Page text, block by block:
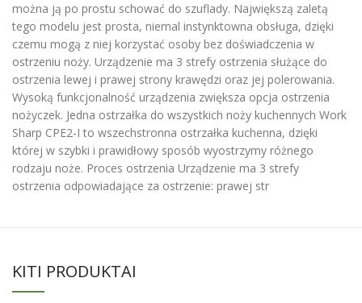
można ją po prostu schować do szuflady. Największą zaletą
tego modelu jest prosta, niemal instynktowna obsługa, dzięki
czemu mogą z niej korzystać osoby bez doświadczenia w
ostrzeniu noży. Urządzenie ma 3 strefy ostrzenia służące do
ostrzenia lewej i prawej strony krawędzi oraz jej polerowania.
Wysoką funkcjonalność urządzenia zwiększa opcja ostrzenia
nożyczek. Jedna ostrzałka do wszystkich noży kuchennych Work
Sharp CPE2-I to wszechstronna ostrzałka kuchenna, dzięki
której w szybki i prawidłowy sposób wyostrzymy różnego
rodzaju noże. Proces ostrzenia Urządzenie ma 3 strefy
ostrzenia odpowiadające za ostrzenie: prawej str
KITI PRODUKTAI